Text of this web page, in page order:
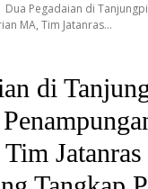
Dua Pegadaian di
MA, Tim Jatanras...
di
Jatanras